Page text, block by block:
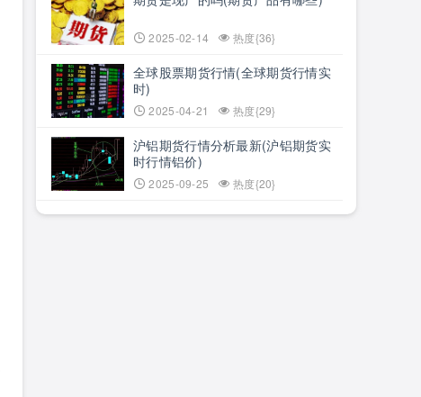
2025-02-14 热度{36}
全球股票期货行情(全球期货行情实
时)
2025-04-21 热度{29}
沪铝期货行情分析最新(沪铝期货实
时行情铝价)
2025-09-25 热度{20}